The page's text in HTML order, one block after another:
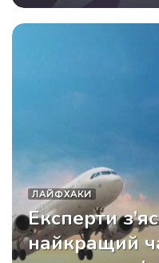
ЛАЙФХАКИ
Експерти
найкращий